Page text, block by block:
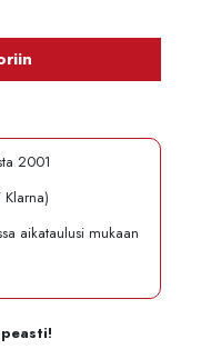
2001
aikataulusi mukaan